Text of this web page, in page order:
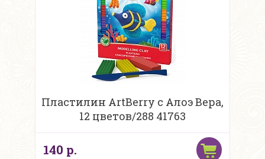
Пластилин ArtBerry с Алоэ Вера,
12 цветов/288 41763
140 р.